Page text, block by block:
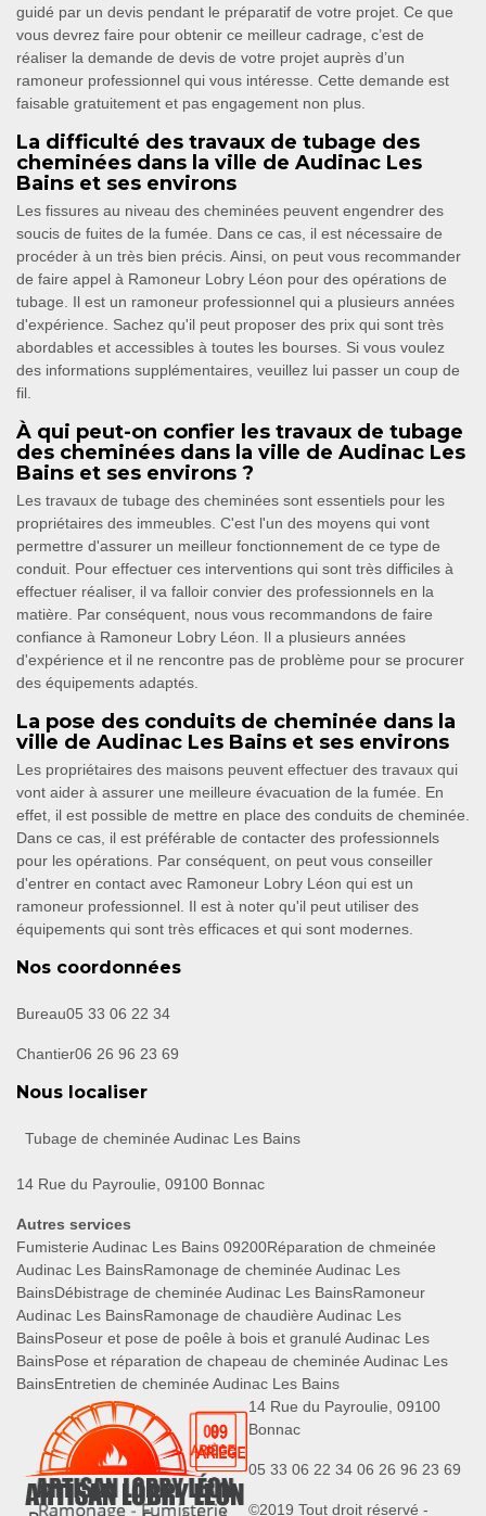
guidé par un devis pendant le préparatif de votre projet. Ce que
vous devrez faire pour obtenir ce meilleur cadrage, c’est de
réaliser la demande de devis de votre projet auprès d’un
ramoneur professionnel qui vous intéresse. Cette demande est
faisable gratuitement et pas engagement non plus.
La difficulté des travaux de tubage des
cheminées dans la ville de Audinac Les
Bains et ses environs
Les fissures au niveau des cheminées peuvent engendrer des
soucis de fuites de la fumée. Dans ce cas, il est nécessaire de
procéder à un très bien précis. Ainsi, on peut vous recommander
de faire appel à Ramoneur Lobry Léon pour des opérations de
tubage. Il est un ramoneur professionnel qui a plusieurs années
d'expérience. Sachez qu'il peut proposer des prix qui sont très
abordables et accessibles à toutes les bourses. Si vous voulez
des informations supplémentaires, veuillez lui passer un coup de
fil.
À qui peut-on confier les travaux de tubage
des cheminées dans la ville de Audinac Les
Bains et ses environs ?
Les travaux de tubage des cheminées sont essentiels pour les
propriétaires des immeubles. C'est l'un des moyens qui vont
permettre d'assurer un meilleur fonctionnement de ce type de
conduit. Pour effectuer ces interventions qui sont très difficiles à
effectuer réaliser, il va falloir convier des professionnels en la
matière. Par conséquent, nous vous recommandons de faire
confiance à Ramoneur Lobry Léon. Il a plusieurs années
d'expérience et il ne rencontre pas de problème pour se procurer
des équipements adaptés.
La pose des conduits de cheminée dans la
ville de Audinac Les Bains et ses environs
Les propriétaires des maisons peuvent effectuer des travaux qui
vont aider à assurer une meilleure évacuation de la fumée. En
effet, il est possible de mettre en place des conduits de cheminée.
Dans ce cas, il est préférable de contacter des professionnels
pour les opérations. Par conséquent, on peut vous conseiller
d'entrer en contact avec Ramoneur Lobry Léon qui est un
ramoneur professionnel. Il est à noter qu'il peut utiliser des
équipements qui sont très efficaces et qui sont modernes.
Nos coordonnées
Bureau05 33 06 22 34
Chantier06 26 96 23 69
Nous localiser
Tubage de cheminée Audinac Les Bains
14 Rue du Payroulie, 09100 Bonnac
Autres services
Fumisterie Audinac Les Bains 09200Réparation de chmeinée
Audinac Les BainsRamonage de cheminée Audinac Les
BainsDébistrage de cheminée Audinac Les BainsRamoneur
Audinac Les BainsRamonage de chaudière Audinac Les
BainsPoseur et pose de poêle à bois et granulé Audinac Les
BainsPose et réparation de chapeau de cheminée Audinac Les
BainsEntretien de cheminée Audinac Les Bains
14 Rue du Payroulie, 09100
Bonnac
05 33 06 22 34 06 26 96 23 69
©2019 Tout droit réservé -